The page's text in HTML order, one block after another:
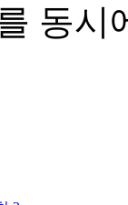
동시